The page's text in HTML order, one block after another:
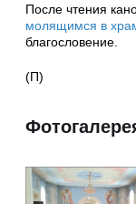
После чтения
молящимся в
благословение.
(П)